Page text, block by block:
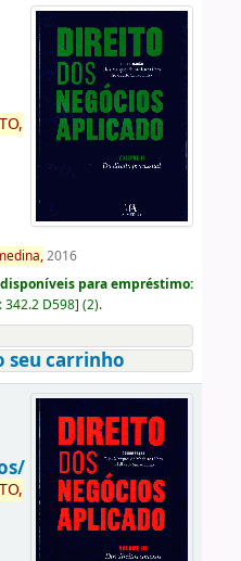
2016
para empréstimo:
342.2 D598] (2).
seu carrinho